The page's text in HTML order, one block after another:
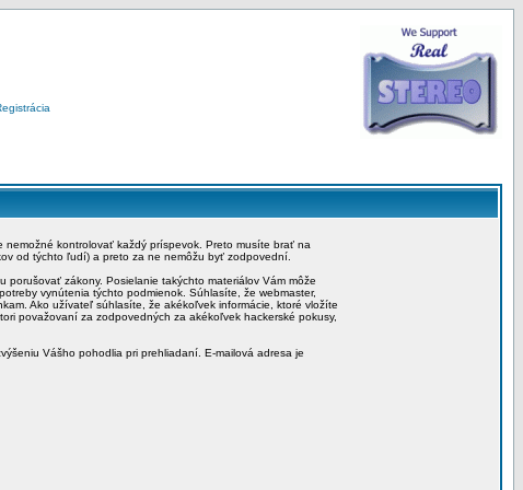
kontrolovať každý príspevok. Preto musíte brať na
od týchto ľudí) a preto za ne nemôžu byť zodpovední.
zákony. Posielanie takýchto materiálov Vám môže
vynútenia týchto podmienok. Súhlasíte, že webmaster,
Ako užívateľ súhlasíte, že akékoľvek informácie, ktoré vložíte
považovaní za zodpovedných za akékoľvek hackerské pokusy,
Vášho pohodlia pri prehliadaní. E-mailová adresa je